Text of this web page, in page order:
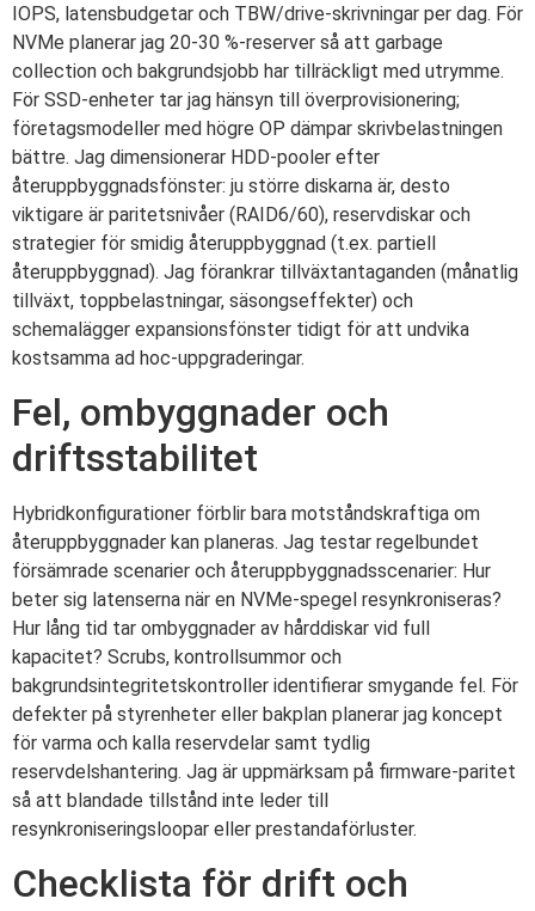
IOPS, latensbudgetar och TBW/drive-skrivningar per dag. För
NVMe planerar jag 20-30 %-reserver så att garbage
collection och bakgrundsjobb har tillräckligt med utrymme.
För SSD-enheter tar jag hänsyn till överprovisionering;
företagsmodeller med högre OP dämpar skrivbelastningen
bättre. Jag dimensionerar HDD-pooler efter
återuppbyggnadsfönster: ju större diskarna är, desto
viktigare är paritetsnivåer (RAID6/60), reservdiskar och
strategier för smidig återuppbyggnad (t.ex. partiell
återuppbyggnad). Jag förankrar tillväxtantaganden (månatlig
tillväxt, toppbelastningar, säsongseffekter) och
schemalägger expansionsfönster tidigt för att undvika
kostsamma ad hoc-uppgraderingar.
Fel, ombyggnader och
driftsstabilitet
Hybridkonfigurationer förblir bara motståndskraftiga om
återuppbyggnader kan planeras. Jag testar regelbundet
försämrade scenarier och återuppbyggnadsscenarier: Hur
beter sig latenserna när en NVMe-spegel resynkroniseras?
Hur lång tid tar ombyggnader av hårddiskar vid full
kapacitet? Scrubs, kontrollsummor och
bakgrundsintegritetskontroller identifierar smygande fel. För
defekter på styrenheter eller bakplan planerar jag koncept
för varma och kalla reservdelar samt tydlig
reservdelshantering. Jag är uppmärksam på firmware-paritet
så att blandade tillstånd inte leder till
resynkroniseringsloopar eller prestandaförluster.
Checklista för drift och